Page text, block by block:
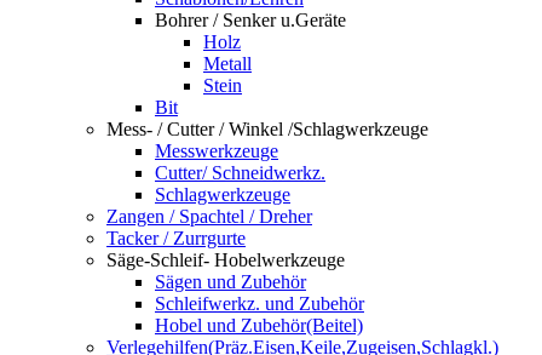
Bohrer / Senker u.Geräte
Holz
Metall
Stein
Bit
Mess- / Cutter / Winkel /Schlagwerkzeuge
Messwerkzeuge
Cutter/ Schneidwerkz.
Schlagwerkzeuge
Zangen / Spachtel / Dreher
Tacker / Zurrgurte
Säge-Schleif- Hobelwerkzeuge
Sägen und Zubehör
Schleifwerkz. und Zubehör
Hobel und Zubehör(Beitel)
Verlegehilfen(Präz.Eisen,Keile,Zugeisen,Schlagkl.)